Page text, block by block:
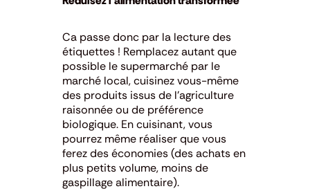
Ca passe donc par la lecture des
étiquettes ! Remplacez autant que
possible le supermarché par le
marché local, cuisinez vous-même
des produits issus de l’agriculture
raisonnée ou de préférence
biologique. En cuisinant, vous
pourrez même réaliser que vous
ferez des économies (des achats en
plus petits volume, moins de
gaspillage alimentaire).